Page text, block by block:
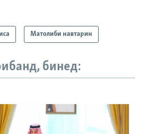
Матолиби навтарин
бинед: